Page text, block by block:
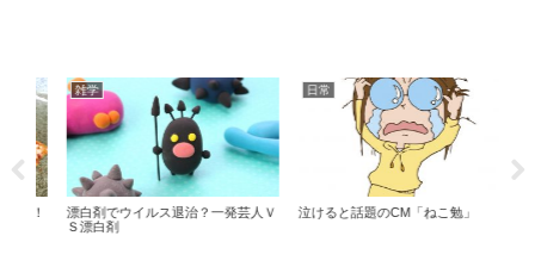
雑学
漂白剤でウイルス退治？一発芸人Ｖ
Ｓ漂白剤
泣けると話題のCM「ねこ勉」